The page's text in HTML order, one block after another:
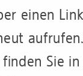
einen
Sie in